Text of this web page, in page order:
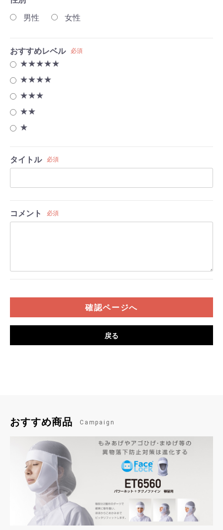
男性
女性
おすすめレベル 必須
★★★★★
★★★★
★★★
★★
★
タイトル 必須
コメント 必須
確認ページへ
戻る
おすすめ商品 Campaign